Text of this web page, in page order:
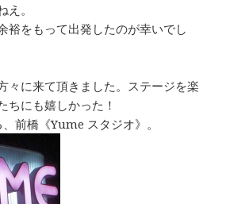
。
裕をもって出発したのが幸いでし
々に来て頂きました。ステージを楽
ちにも嬉しかった！
前橋《Yume スタジオ》。